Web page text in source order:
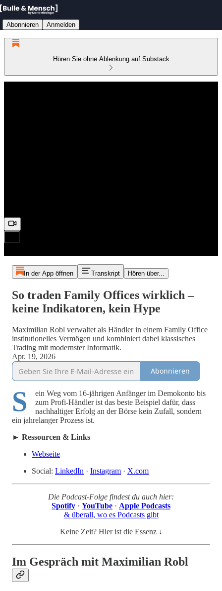
Abonnieren Anmelden
Hören Sie ohne Ablenkung auf Substack
In der App öffnen Transkript Hören über...
So traden Family Offices wirklich –
keine Indikatoren, kein Hype
Maximilian Robl verwaltet als Händler in einem Family Office
institutionelles Vermögen und kombiniert dabei klassisches
Trading mit modernster Informatik.
Apr. 19, 2026
Abonnieren
S
ein Weg vom 16-jährigen Anfänger im Demokonto bis
zum Profi-Händler ist das beste Beispiel dafür, dass
nachhaltiger Erfolg an der Börse kein Zufall, sondern
ein jahrelanger Prozess ist.
► Ressourcen & Links
Webseite
Social: LinkedIn · Instagram · X.com
Die Podcast-Folge findest du auch hier:
Spotify · YouTube · Apple Podcasts
& überall, wo es Podcasts gibt
Keine Zeit? Hier ist die Essenz ↓
Im Gespräch mit Maximilian Robl